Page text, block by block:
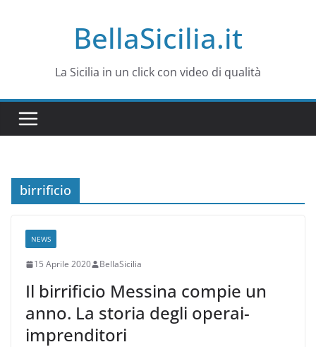
BellaSicilia.it
La Sicilia in un click con video di qualità
birrificio
NEWS
15 Aprile 2020 BellaSicilia
Il birrificio Messina compie un
anno. La storia degli operai-
imprenditori